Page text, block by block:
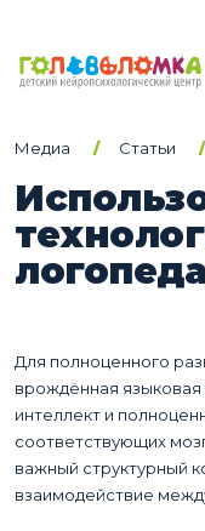
О нас
Информация для
ПРАВОВАЯ
О наших центрах
График работы
«Головоломка»
Услуги
Прием детского
Нарушения
Сотрудники
Методики
БОС
Медиа
Медиа Статьи
логопеда
Для полноценного
врождённая
интеллект и
соответствующих
важный структурный
взаимодействие